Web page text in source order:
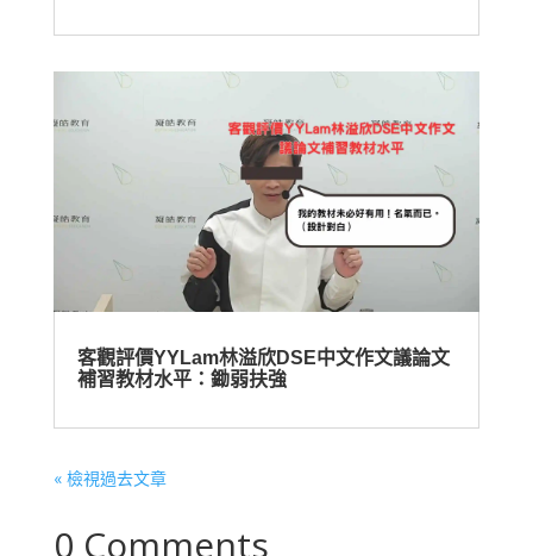
客觀評價YYLam林溢欣DSE中文作文議論文
補習教材水平：鋤弱扶強
« 檢視過去文章
0 Comments